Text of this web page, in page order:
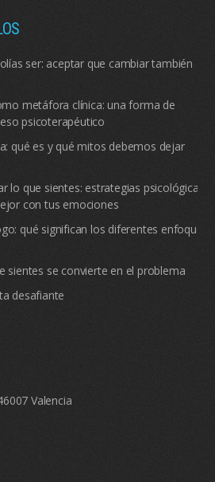
ser: aceptar que cambiar también
metáfora clínica: una forma de
psicoterapéutico
qué es y qué mitos debemos dejar
lo que sientes: estrategias psicológicas
con tus emociones
qué significan los diferentes enfoques
sientes se convierte en el problema
desafiante
Valencia